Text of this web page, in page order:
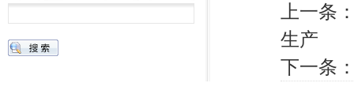
上一条
生产
下一条